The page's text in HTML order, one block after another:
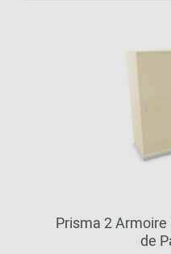
Prisma 2
de